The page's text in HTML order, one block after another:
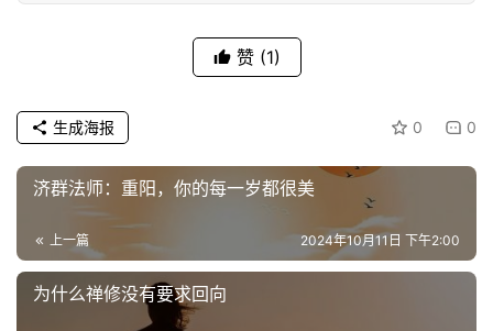
寺
院
巡
礼
视
频
注册
赞 (1)
0 0
生成海报
济群法师：重阳，你的每一岁都很美
上一篇 2024年10月11日 下午2:00
为什么禅修没有要求回向